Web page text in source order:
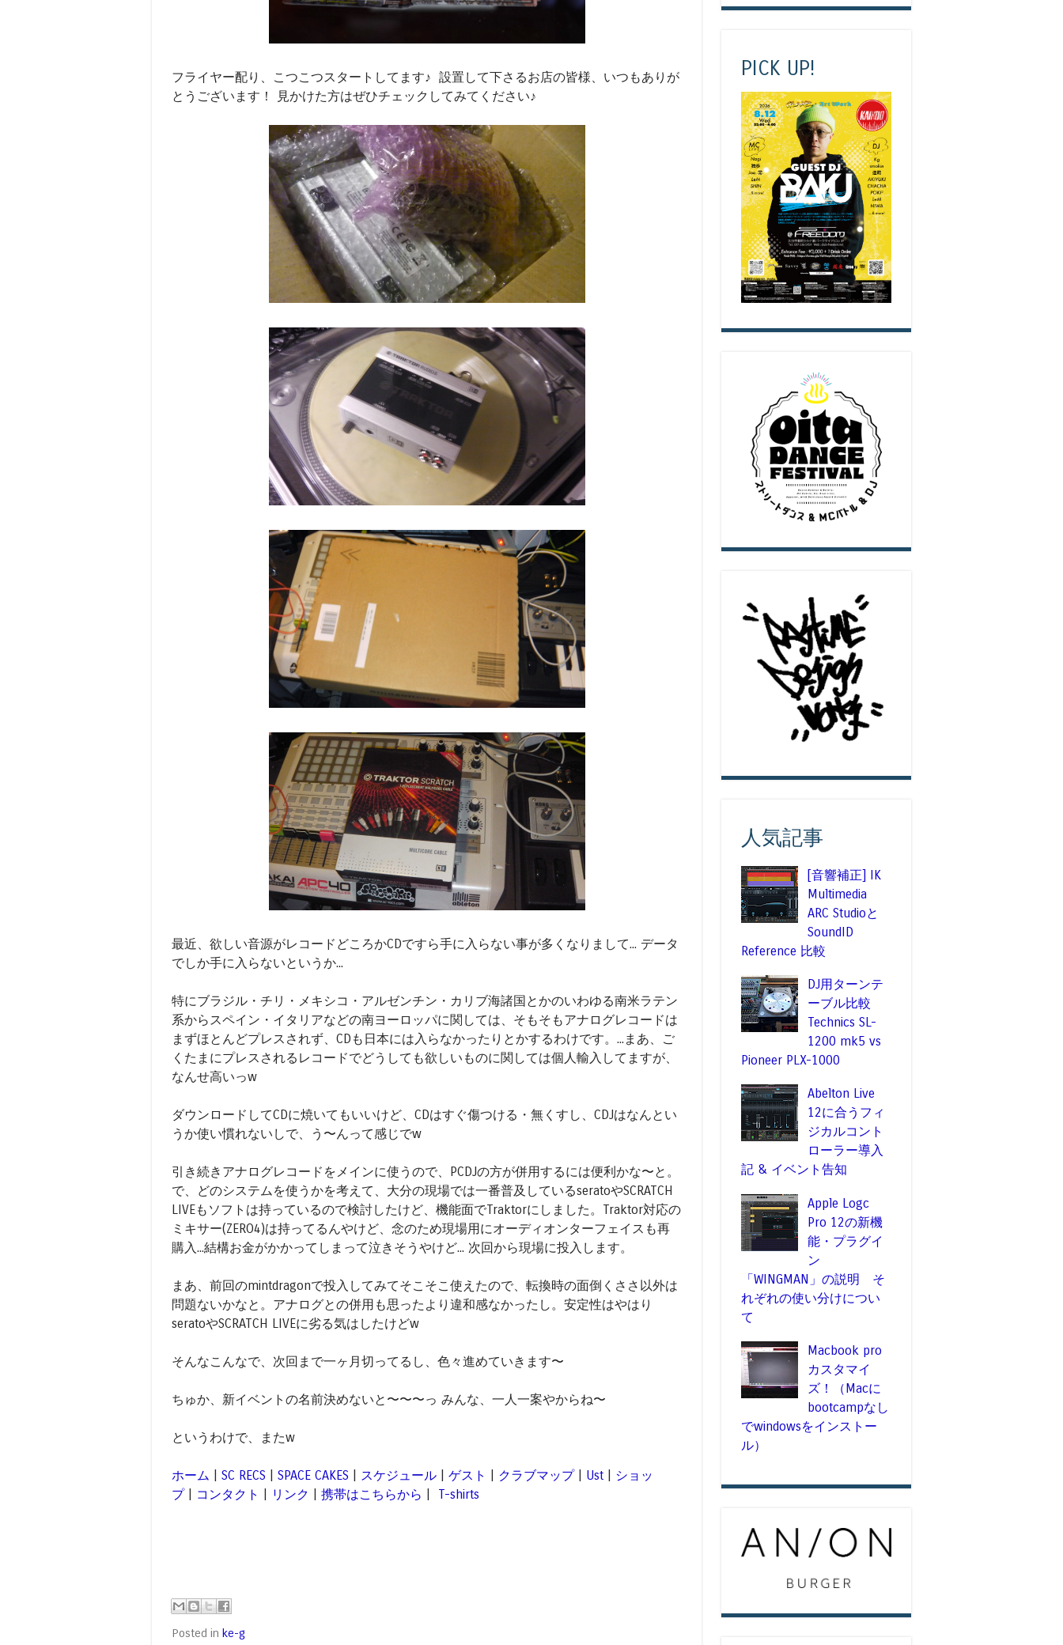
フライヤー配り、こつこつスタートしてます♪ 設置して下さるお店の皆様、いつもありが
とうございます！ 見かけた方はぜひチェックしてみてください♪
最近、欲しい音源がレコードどころかCDですら手に入らない事が多くなりまして... データ
でしか手に入らないというか...
特にブラジル・チリ・メキシコ・アルゼンチン・カリブ海諸国とかのいわゆる南米ラテン
系からスペイン・イタリアなどの南ヨーロッパに関しては、そもそもアナログレコードは
まずほとんどプレスされず、CDも日本には入らなかったりとかするわけです。...まあ、ご
くたまにプレスされるレコードでどうしても欲しいものに関しては個人輸入してますが、
なんせ高いっw
ダウンロードしてCDに焼いてもいいけど、CDはすぐ傷つける・無くすし、CDJはなんとい
うか使い慣れないしで、う〜んって感じでw
引き続きアナログレコードをメインに使うので、PCDJの方が併用するには便利かな〜と。
で、どのシステムを使うかを考えて、大分の現場では一番普及しているseratoやSCRATCH
LIVEもソフトは持っているので検討したけど、機能面でTraktorにしました。Traktor対応の
ミキサー(ZERO4)は持ってるんやけど、念のため現場用にオーディオンターフェイスも再
購入...結構お金がかかってしまって泣きそうやけど... 次回から現場に投入します。
まあ、前回のmintdragonで投入してみてそこそこ使えたので、転換時の面倒くささ以外は
問題ないかなと。アナログとの併用も思ったより違和感なかったし。安定性はやはり
seratoやSCRATCH LIVEに劣る気はしたけどw
そんなこんなで、次回まで一ヶ月切ってるし、色々進めていきます〜
ちゅか、新イベントの名前決めないと〜〜〜っ みんな、一人一案やからね〜
というわけで、またw
ホーム SC RECS SPACE CAKES スケジュール ゲスト クラブマップ| Ust
ショッ
プ| コンタクト リンク 携帯はこちらから T-shirts
Posted in ke-g
PICK UP!
人気記事
[音響補正] IK
Multimedia
ARC Studioと
SoundID
Reference 比較
DJ用ターンテ
ーブル比較
Technics SL-
1200 mk5 vs
Pioneer PLX-1000
Abelton Live
12に合うフィ
ジカルコント
ローラー導入
記 & イベント告知
Apple Logc
Pro 12の新機
能・プラグイ
ン
「WINGMAN」の説明 そ
れぞれの使い分けについ
て
Macbook pro
カスタマイ
ズ！（Macに
bootcampなし
でwindowsをインストー
ル）